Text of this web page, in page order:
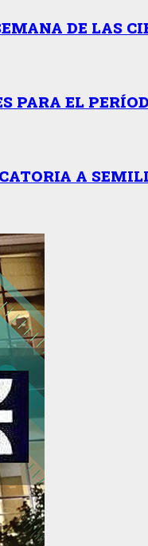
DE LAS
PARA EL
A